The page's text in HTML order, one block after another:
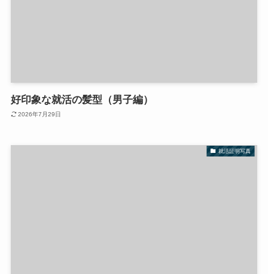
好印象な就活の髪型（男子編）
2026年7月29日
就活証明写真